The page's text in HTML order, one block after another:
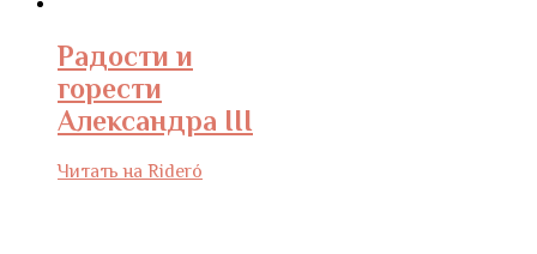
Радости и
горести
Александра III
Читать на Rideró